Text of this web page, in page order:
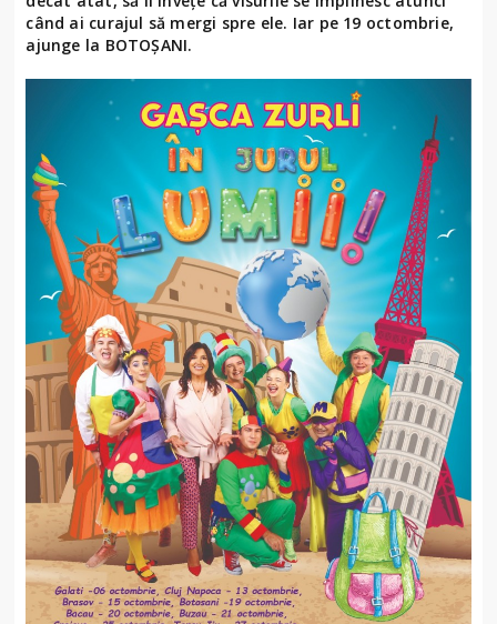
când ai curajul să mergi spre ele. Iar pe 19 octombrie,
ajunge la BOTOȘANI.